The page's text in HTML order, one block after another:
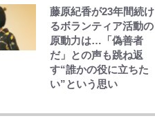
とのギャップw｣｢礼儀
正しいイケメンやな」
藤原紀香が23年間続け
るボランティア活動の
原動力は…「偽善者
だ」との声も跳ね返
す“誰かの役に立ちた
い”という思い
ジャンルはそろそろ終